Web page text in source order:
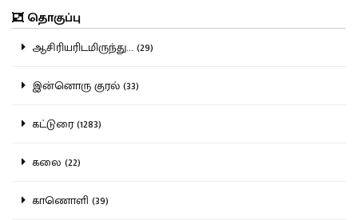
தொகுப்பு
ஆசிரியரிடமிருந்து... (29)
இன்னொரு குரல் (33)
கட்டுரை (1283)
கலை (22)
காணொளி (39)